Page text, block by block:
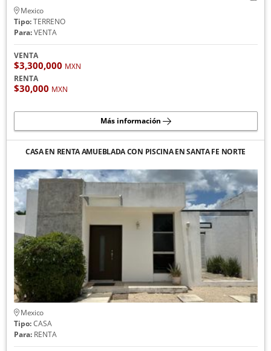
Mexico
Tipo:TERRENO
Para:VENTA
VENTA
$3,300,000 MXN
RENTA
$30,000 MXN
Más información
CASA EN RENTA AMUEBLADA CON PISCINA EN SANTA FE NORTE
Mexico
Tipo:CASA
Para:RENTA